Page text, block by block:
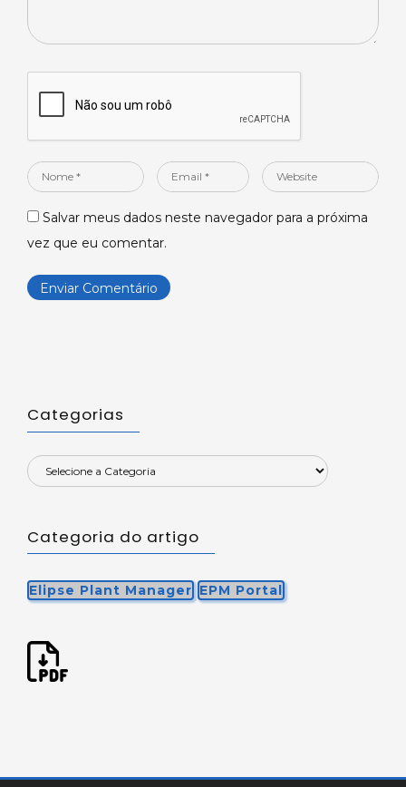
Nome
Email
Website
Salvar meus dados neste navegador para a próxima
vez que eu comentar.
Categorias
Categoria do artigo
Elipse Plant Manager EPM Portal